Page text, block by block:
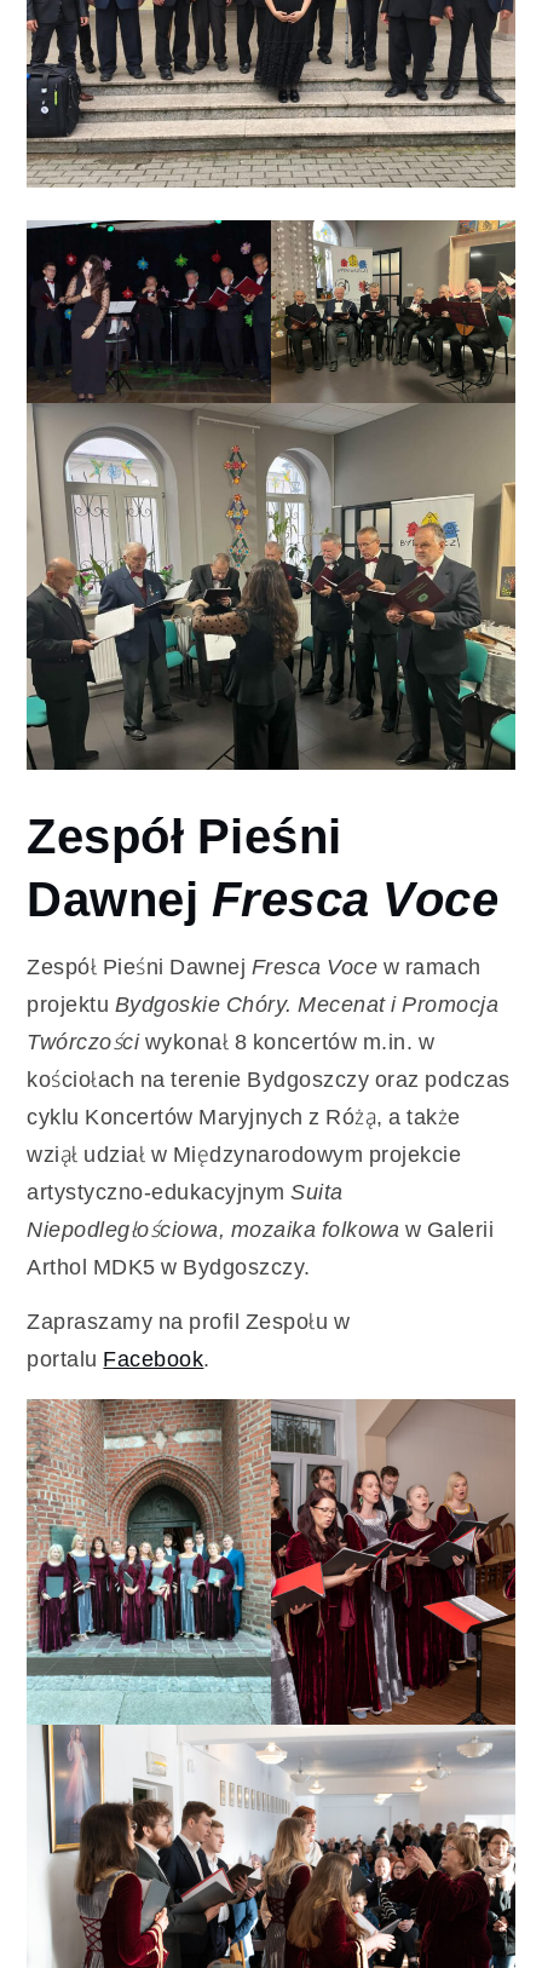
Zespół Pieśni
Dawnej Fresca Voce
Zespół Pieśni Dawnej Fresca Voce w ramach
projektu Bydgoskie Chóry. Mecenat i Promocja
Twórczościwykonał 8 koncertów m.in. w
kościołach na terenie Bydgoszczy oraz podczas
cyklu Koncertów Maryjnych z Różą, a także
wziął udział w Międzynarodowym projekcie
artystyczno-edukacyjnymSuita
Niepodległościowa, mozaika folkowa w Galerii
Arthol MDK5 w Bydgoszczy.
Zapraszamy na profil Zespołu w
portalu Facebook.